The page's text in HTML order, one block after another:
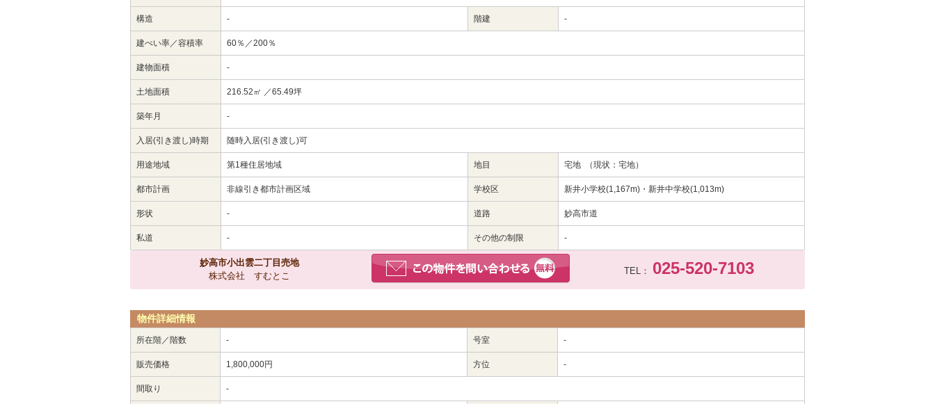
構造 - 階建 -
建ぺい率／容積率 60％／200％
建物面積 -
土地面積 216.52㎡ ／65.49坪
築年月 -
入居(引き渡し)時期 随時入居(引き渡し)可
用途地域 第1種住居地域 地目 宅地 （現状：宅地）
都市計画 非線引き都市計画区域 学校区 新井小学校(1,167m)・新井中学校(1,013m)
形状 - 道路 妙高市道
私道 - その他の制限 -
妙高市小出雲二丁目売地
株式会社 すむとこ
TEL： 025-520-7103
物件詳細情報
所在階／階数 - 号室 -
販売価格 1,800,000円 方位 -
間取り -